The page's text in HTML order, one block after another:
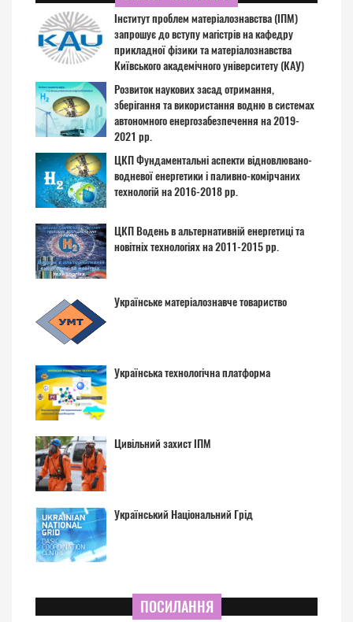
Інститут проблем матеріалознавства (ІПМ)
запрошує до вступу магістрів на кафедру
прикладної фізики та матеріалознавства
Київського академічного університету (КАУ)
Розвиток наукових засад отримання,
зберігання та використання водню в системах
автономного енергозабезпечення на 2019-
2021 рр.
ЦКП Фундаментальні аспекти відновлювано-
водневої енергетики і паливно-комірчаних
технологій на 2016-2018 рр.
ЦКП Водень в альтернативній енергетиці та
новітніх технологіях на 2011-2015 рр.
Українське матеріалознавче товариство
Українська технологічна платформа
Цивільний захист ІПМ
Український Національний Грід
ПОСИЛАННЯ